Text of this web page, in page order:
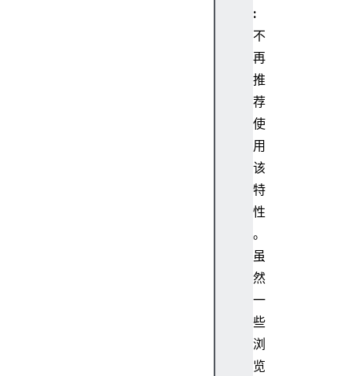
:
不
再
推
荐
使
用
该
特
性
。
虽
然
一
些
浏
览